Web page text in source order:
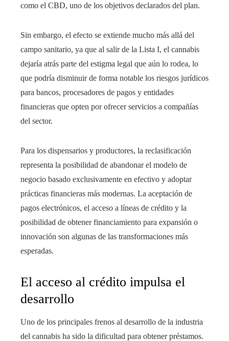
como el CBD, uno de los objetivos declarados del plan.
Sin embargo, el efecto se extiende mucho más allá del
campo sanitario, ya que al salir de la Lista I, el cannabis
dejaría atrás parte del estigma legal que aún lo rodea, lo
que podría disminuir de forma notable los riesgos jurídicos
para bancos, procesadores de pagos y entidades
financieras que opten por ofrecer servicios a compañías
del sector.
Para los dispensarios y productores, la reclasificación
representa la posibilidad de abandonar el modelo de
negocio basado exclusivamente en efectivo y adoptar
prácticas financieras más modernas. La aceptación de
pagos electrónicos, el acceso a líneas de crédito y la
posibilidad de obtener financiamiento para expansión o
innovación son algunas de las transformaciones más
esperadas.
El acceso al crédito impulsa el
desarrollo
Uno de los principales frenos al desarrollo de la industria
del cannabis ha sido la dificultad para obtener préstamos.